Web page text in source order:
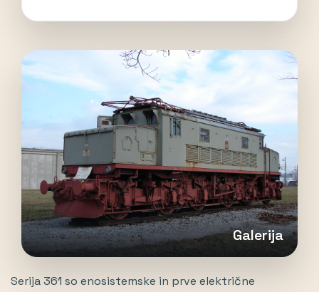
Galerija
Serija 361 so enosistemske in prve električne